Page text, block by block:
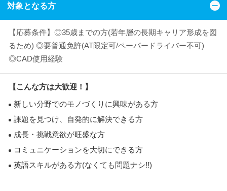
対象となる方
【応募条件】◎35歳までの方(若年層の長期キャリア形成を図
るため) ◎要普通免許(AT限定可/ペーパードライバー不可)
◎CAD使用経験
【こんな方は大歓迎！】
新しい分野でのモノづくりに興味がある方
課題を見つけ、自発的に解決できる方
成長・挑戦意欲が旺盛な方
コミュニケーションを大切にできる方
英語スキルがある方(なくても問題ナシ!!)